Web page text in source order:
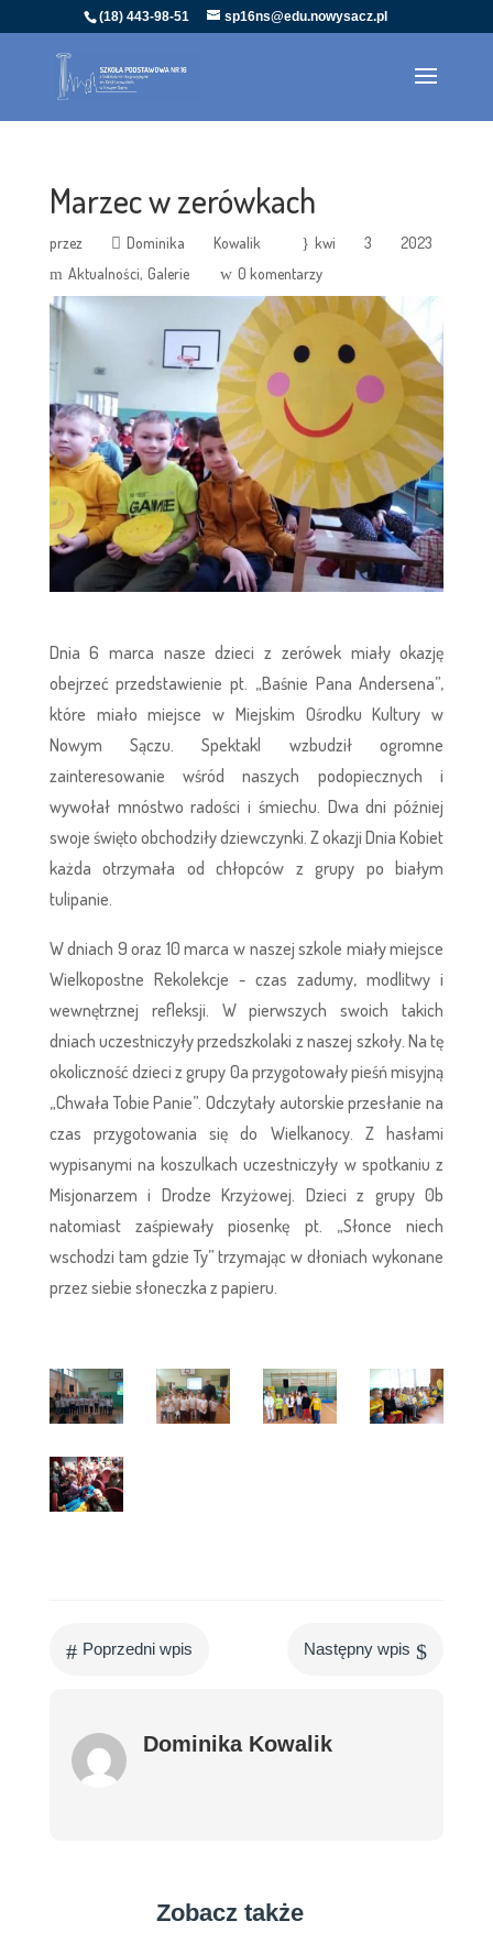
(18) 443-98-51 sp16ns@edu.nowysacz.pl
Marzec w zerówkach
przez Dominika Kowalik
kwi 3 2023
Aktualności Galerie 0 komentarzy
Dnia 6 marca nasze dzieci z zerówek miały okazję
obejrzeć przedstawienie pt. „Baśnie Pana Andersena”,
które miało miejsce w Miejskim Ośrodku Kultury w
Nowym Sączu. Spektakl wzbudził ogromne
zainteresowanie wśród naszych podopiecznych i
wywołał mnóstwo radości i śmiechu. Dwa dni później
swoje święto obchodziły dziewczynki. Z okazji Dnia Kobiet
każda otrzymała od chłopców z grupy po białym
tulipanie.
W dniach 9 oraz 10 marca w naszej szkole miały miejsce
Wielkopostne Rekolekcje - czas zadumy, modlitwy i
wewnętrznej refleksji. W pierwszych swoich takich
dniach uczestniczyły przedszkolaki z naszej szkoły. Na tę
okoliczność dzieci z grupy 0a przygotowały pieśń misyjną
„Chwała Tobie Panie”. Odczytały autorskie przesłanie na
czas przygotowania się do Wielkanocy. Z hasłami
wypisanymi na koszulkach uczestniczyły w spotkaniu z
Misjonarzem i Drodze Krzyżowej. Dzieci z grupy 0b
natomiast zaśpiewały piosenkę pt. „Słonce niech
wschodzi tam gdzie Ty” trzymając w dłoniach wykonane
przez siebie słoneczka z papieru.
# Poprzedni wpis Następny wpis $
Dominika Kowalik
Zobacz także